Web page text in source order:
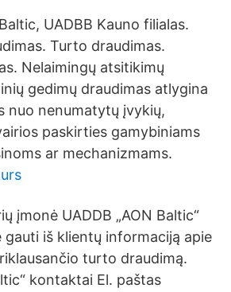
UADBB Kauno filialas.
Turto draudimas.
Nelaimingų atsitikimų
gedimų draudimas atlygina
nuo nenumatytų įvykių,
paskirties gamybiniams
ar mechanizmams.
įmonė UADDB „AON Baltic“
iš klientų informaciją apie
turto draudimą.
kontaktai El. paštas